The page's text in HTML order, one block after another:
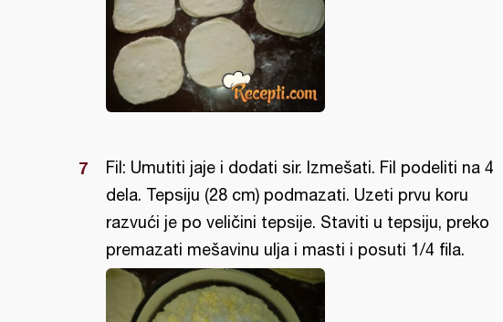
Fil: Umutiti jaje i dodati sir. Izmešati. Fil podeliti na 4
dela. Tepsiju (28 cm) podmazati. Uzeti prvu koru
razvući je po veličini tepsije. Staviti u tepsiju, preko
premazati mešavinu ulja i masti i posuti 1/4 fila.